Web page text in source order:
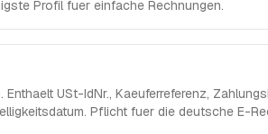
Profil fuer einfache Rechnungen.
USt-IdNr., Kaeuferreferenz,
Pflicht fuer die deutsche E-